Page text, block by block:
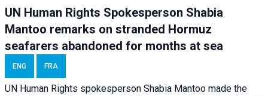
UN Human Rights Spokesperson Shabia
Mantoo remarks on stranded Hormuz
seafarers abandoned for months at sea
ENG FRA
UN Human Rights spokesperson Shabia Mantoo made the